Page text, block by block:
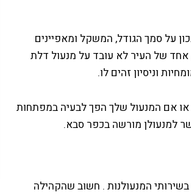
על סמך הגודל, המשקל ומאפיינים
של העיר לא עובד על מנעול דלת
וניסיון זהים לו.
אם המנעול שלך הפך לבעיה במפתחות
למנעולן מורשה בכפר סבא.
המנעולנות . חשוב שהקהילה